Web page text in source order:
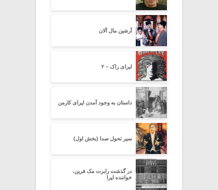
آرشین مال آلان
اپرای راک – ۲
داستان به وجود آمدن اپرای کارمن
سیر تحول صدا (بخش اول)
در گذشت رابرت مک فرین،
خواننده اپرا